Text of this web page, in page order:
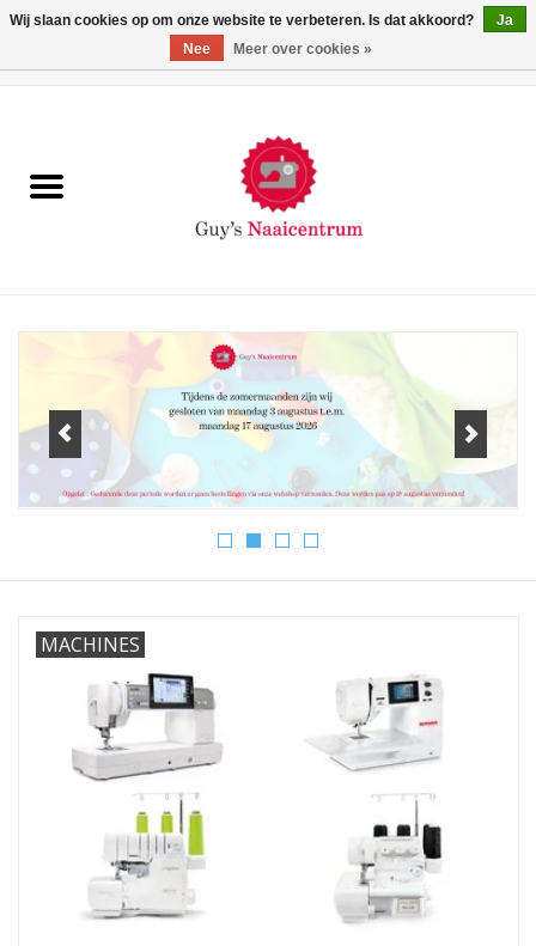
Machines
Fournituren
Stoffen
Breien en haken
Handwerk
Sale / Coupons
MACHINES
Wij slaan cookies op om onze website te verbeteren. Is dat akkoord?
Ja
Nee
Meer over cookies »